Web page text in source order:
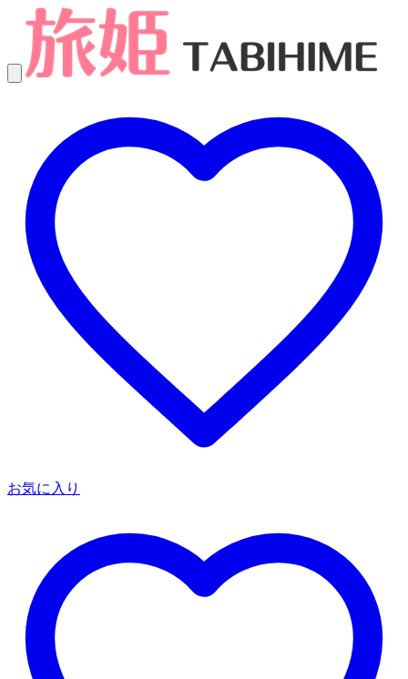
お気に入り